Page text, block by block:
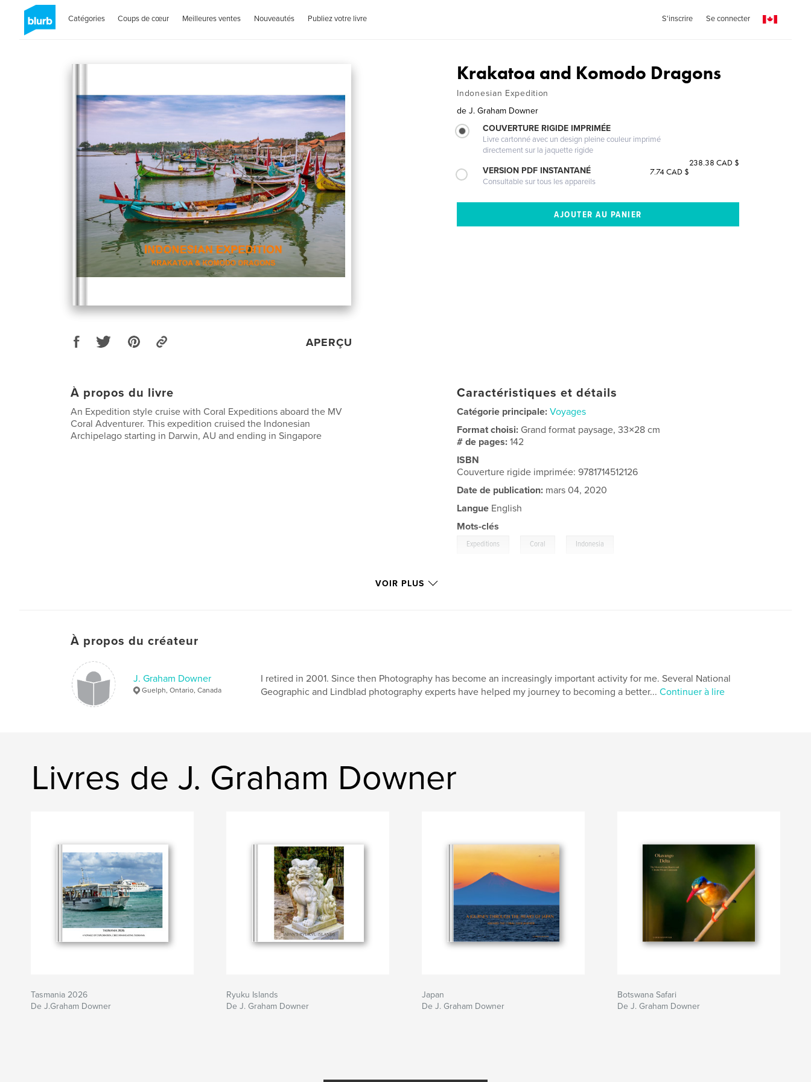
Catégories Coups de cœur Meilleures ventes Nouveautés Publiez votre livre S'inscrire Se connecter
APERÇU
Krakatoa and Komodo Dragons
Indonesian Expedition
de J. Graham Downer
COUVERTURE RIGIDE IMPRIMÉE
Livre cartonné avec un design pleine couleur imprimé
directement sur la jaquette rigide
238.38 CAD $
VERSION PDF INSTANTANÉ
Consultable sur tous les appareils
7.74 CAD $
À propos du livre
An Expedition style cruise with Coral Expeditions aboard the MV
Coral Adventurer. This expedition cruised the Indonesian
Archipelago starting in Darwin, AU and ending in Singapore
Caractéristiques et détails
Catégorie principale: Voyages
Format choisi: Grand format paysage, 33×28 cm
# de pages:142
ISBN
Couverture rigide imprimée: 9781714512126
Date de publication: mars 04, 2020
Langue English
Mots-clés
Expeditions Coral Indonesia
VOIR PLUS
À propos du créateur
J. Graham Downer
Guelph, Ontario, Canada
I retired in 2001. Since then Photography has become an increasingly important activity for me. Several National
Geographic and Lindblad photography experts have helped my journey to becoming a better... Continuer à lire
Livres de J. Graham Downer
Tasmania 2026
De J.Graham Downer
Ryuku Islands
De J. Graham Downer
Japan
De J. Graham Downer
Botswana Safari
De J. Graham Downer